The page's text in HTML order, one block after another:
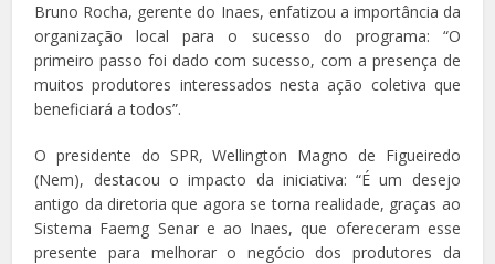
Bruno Rocha, gerente do Inaes, enfatizou a importância da
organização local para o sucesso do programa: “O
primeiro passo foi dado com sucesso, com a presença de
muitos produtores interessados nesta ação coletiva que
beneficiará a todos”.
O presidente do SPR, Wellington Magno de Figueiredo
(Nem), destacou o impacto da iniciativa: “É um desejo
antigo da diretoria que agora se torna realidade, graças ao
Sistema Faemg Senar e ao Inaes, que ofereceram esse
presente para melhorar o negócio dos produtores da